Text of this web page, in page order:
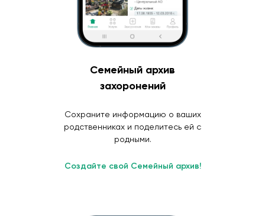
Семейный архив
захоронений
Сохраните информацию о ваших
родственниках и поделитесь ей с
родными.
Создайте свой Семейный архив!